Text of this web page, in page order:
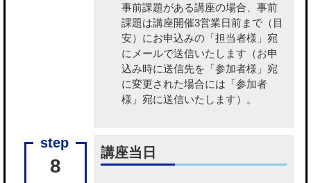
事前課題がある講座の場合、事前
課題は講座開催3営業日前まで（目
安）にお申込みの「担当者様」宛
にメールで送信いたします（お申
込み時に送信先を「参加者様」宛
に変更された場合には「参加者
様」宛に送信いたします）。
8
講座当日